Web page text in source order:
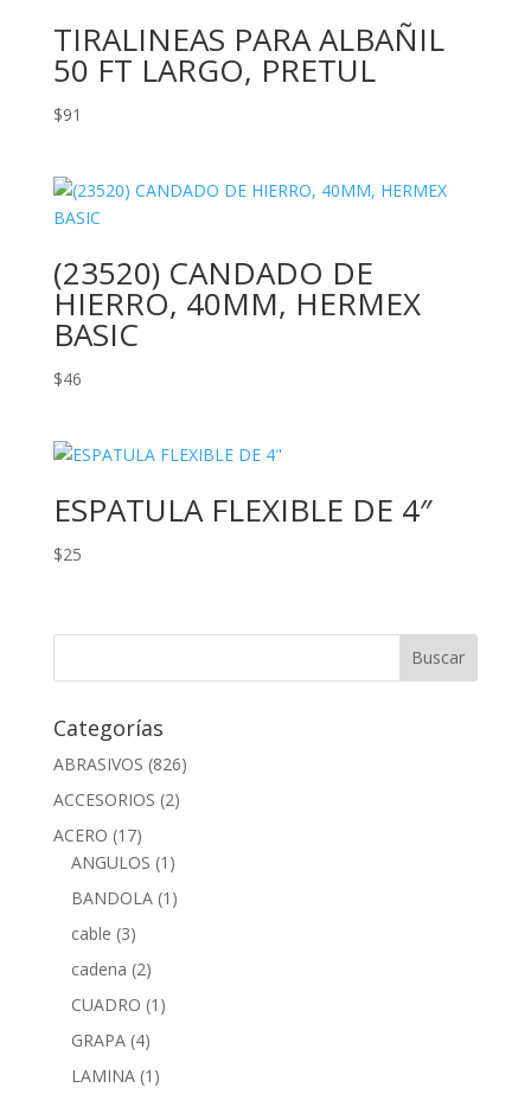
TIRALINEAS PARA ALBAÑIL
50 FT LARGO, PRETUL
$91
(23520) CANDADO DE
HIERRO, 40MM, HERMEX
BASIC
$46
ESPATULA FLEXIBLE DE 4″
$25
Categorías
ABRASIVOS (826)
ACCESORIOS (2)
ACERO (17)
ANGULOS (1)
BANDOLA (1)
cable (3)
cadena (2)
CUADRO (1)
GRAPA (4)
LAMINA (1)